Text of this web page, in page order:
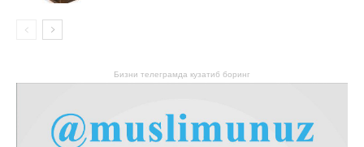
Бизни телеграмда кузатиб боринг